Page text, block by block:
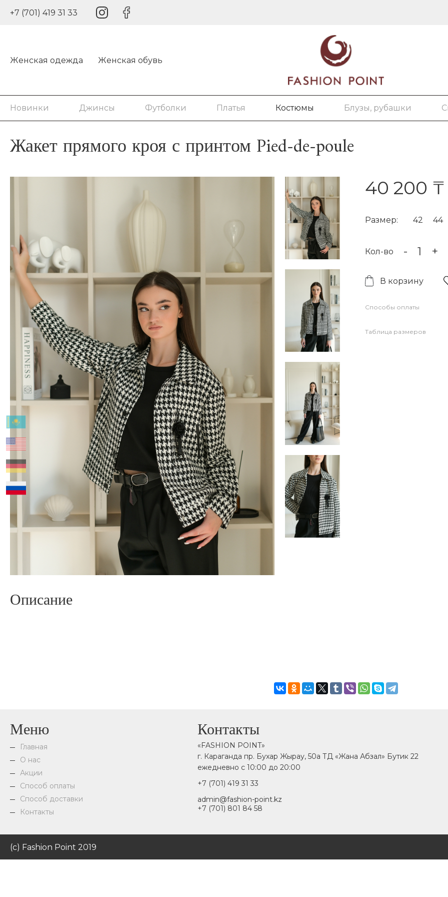
+7 (701) 419 31 33
Женская одежда Женская обувь
Новинки Джинсы Футболки Платья Костюмы Блузы, рубашки
Жакет прямого кроя с принтом Pied-de-poule
40 200 ₸
Размер: 42 44
Кол-во - +
В корзину
Способы оплаты
Таблица размеров
Описание
Меню
Главная
О нас
Акции
Способ оплаты
Способ доставки
Контакты
Контакты
«FASHION POINT»
г. Караганда пр. Бухар Жырау, 50а ТД «Жана Абзал» Бутик 22
ежедневно с 10:00 до 20:00
+7 (701) 419 31 33
admin@fashion-point.kz
+7 (701) 801 84 58
(c) Fashion Point 2019